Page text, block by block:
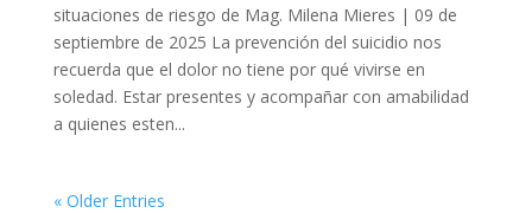
situaciones de riesgo de Mag. Milena Mieres | 09 de
septiembre de 2025 La prevención del suicidio nos
recuerda que el dolor no tiene por qué vivirse en
soledad. Estar presentes y acompañar con amabilidad
a quienes esten...
« Older Entries